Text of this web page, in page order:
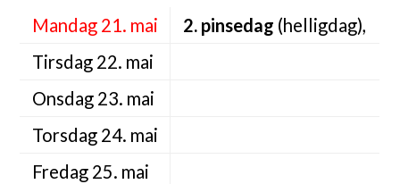
Mandag 21. mai 2. pinsedag (helligdag),
Tirsdag 22. mai
Onsdag 23. mai
Torsdag 24. mai
Fredag 25. mai